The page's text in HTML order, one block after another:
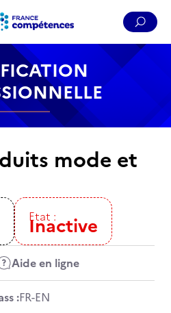
Menu Pied de page
mode et
Etat :
Inactive
Aide en ligne
:FR-EN